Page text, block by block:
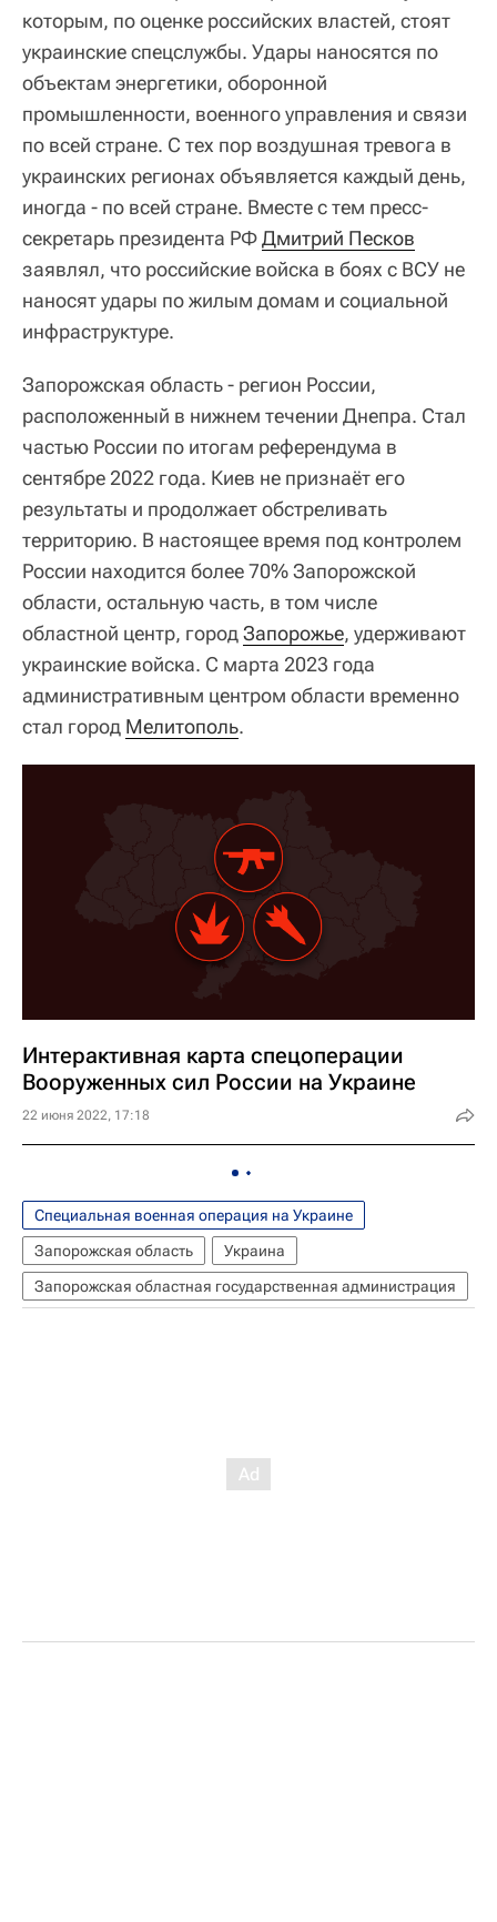
которым, по оценке российских властей, стоят
украинские спецслужбы. Удары наносятся по
объектам энергетики, оборонной
промышленности, военного управления и связи
по всей стране. С тех пор воздушная тревога в
украинских регионах объявляется каждый день,
иногда - по всей стране. Вместе с тем пресс-
секретарь президента РФДмитрий Песков
заявлял, что российские войска в боях с ВСУ не
наносят удары по жилым домам и социальной
инфраструктуре.
Запорожская область - регион России,
расположенный в нижнем течении Днепра. Стал
частью России по итогам референдума в
сентябре 2022 года. Киев не признаёт его
результаты и продолжает обстреливать
территорию. В настоящее время под контролем
России находится более 70% Запорожской
области, остальную часть, в том числе
областной центр, городЗапорожье, удерживают
украинские войска. С марта 2023 года
административным центром области временно
стал город Мелитополь.
Интерактивная карта спецоперации
Вооруженных сил России на Украине
22 июня 2022, 17:18
Специальная военная операция на Украине
Запорожская область
Украина
Запорожская областная государственная администрация